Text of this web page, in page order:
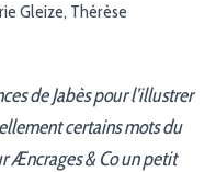
Gleize, Thérèse
de Jabès pour l’illustrer
certains mots du
Æncrages & Co un petit